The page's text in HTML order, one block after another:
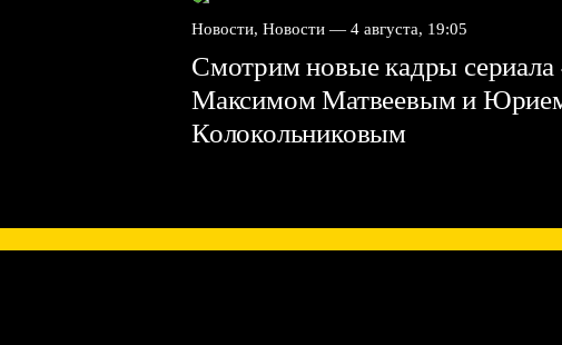
Новости, Новости — 4 августа, 19:05
Смотрим новые кадры сериала
Максимом Матвеевым и
Колокольниковым